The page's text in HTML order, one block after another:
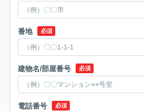
番地 必須
建物名/部屋番号 必須
電話番号 必須